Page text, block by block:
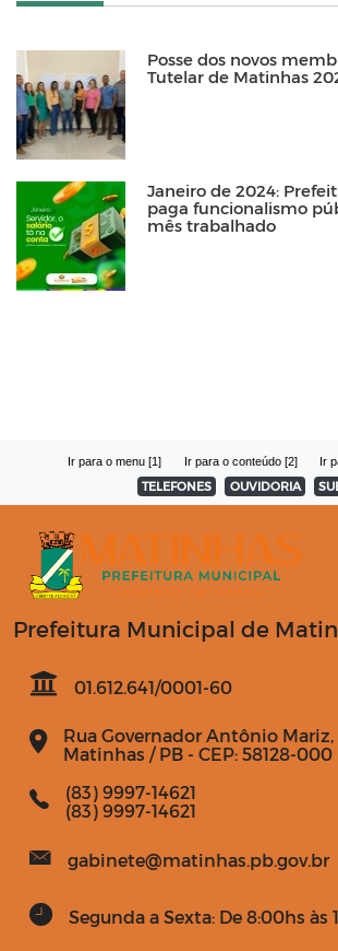
Posse dos novos
Tutelar de Matinhas
Janeiro de 2024:
paga funcionalismo
mês trabalhado
Ir para o menu [1] Ir para o conteúdo [2] Ir
TELEFONES OUVIDORIA
Prefeitura Municipal de
01.612.641/0001-60
Rua Governador Antônio Mariz,
Matinhas / PB - CEP: 58128-000
(83) 9997-14621
(83) 9997-14621
gabinete@matinhas.pb.gov.br
Segunda a Sexta: De 8:00hs às